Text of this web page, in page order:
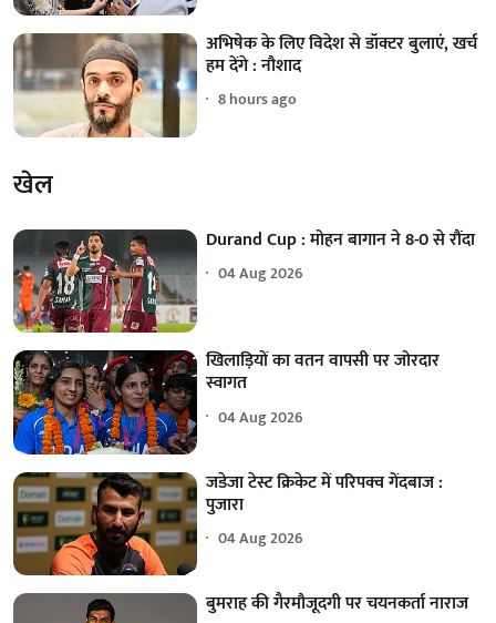
अभिषेक के लिए विदेश से डॉक्टर बुलाएं, खर्च
हम देंगे : नौशाद
8 hours ago
खेल
Durand Cup : मोहन बागान ने 8-0 से रौंदा
04 Aug 2026
खिलाड़ियों का वतन वापसी पर जोरदार
स्वागत
04 Aug 2026
जडेजा टेस्ट क्रिकेट में परिपक्व गेंदबाज :
पुजारा
04 Aug 2026
बुमराह की गैरमौजूदगी पर चयनकर्ता नाराज